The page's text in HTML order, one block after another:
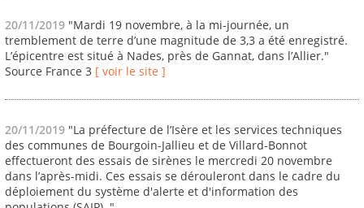
20/11/2019 "Mardi 19 novembre, à la mi-journée, un
tremblement de terre d’une magnitude de 3,3 a été enregistré.
L’épicentre est situé à Nades, près de Gannat, dans l’Allier."
Source France 3 [ voir le site ]
20/11/2019 "La préfecture de l’Isère et les services techniques
des communes de Bourgoin-Jallieu et de Villard-Bonnot
effectueront des essais de sirènes le mercredi 20 novembre
dans l’après-midi. Ces essais se dérouleront dans le cadre du
déploiement du système d'alerte et d'information des